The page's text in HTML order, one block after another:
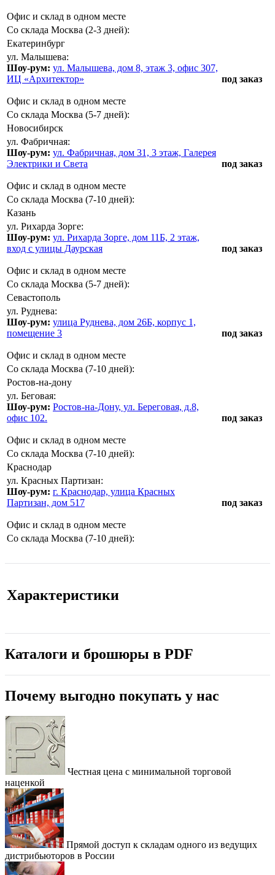
Офис и склад в одном месте
Со склада Москва (2-3 дней):
Екатеринбург
ул. Малышева:
Шоу-рум: ул. Малышева, дом 8, этаж 3, офис 307,
ИЦ «Архитектор»
Офис и склад в одном месте
под заказ
Со склада Москва (5-7 дней):
Новосибирск
ул. Фабричная:
Шоу-рум: ул. Фабричная, дом 31, 3 этаж, Галерея
Электрики и Света
Офис и склад в одном месте
под заказ
Со склада Москва (7-10 дней):
Казань
ул. Рихарда Зорге:
Шоу-рум: ул. Рихарда Зорге, дом 11Б, 2 этаж,
вход с улицы Даурская
Офис и склад в одном месте
под заказ
Со склада Москва (5-7 дней):
Севастополь
ул. Руднева:
Шоу-рум: улица Руднева, дом 26Б, корпус 1,
помещение 3
Офис и склад в одном месте
под заказ
Со склада Москва (7-10 дней):
Ростов-на-дону
ул. Беговая:
Шоу-рум: Ростов-на-Дону, ул. Береговая, д.8,
офис 102.
Офис и склад в одном месте
под заказ
Со склада Москва (7-10 дней):
Краснодар
ул. Красных Партизан:
Шоу-рум: г. Краснодар, улица Красных
Партизан, дом 517
Офис и склад в одном месте
под заказ
Со склада Москва (7-10 дней):
Характеристики
Каталоги и брошюры в PDF
Почему выгодно покупать у нас
Честная цена с минимальной торговой
наценкой
Прямой доступ к складам одного из ведущих
дистрибьюторов в России